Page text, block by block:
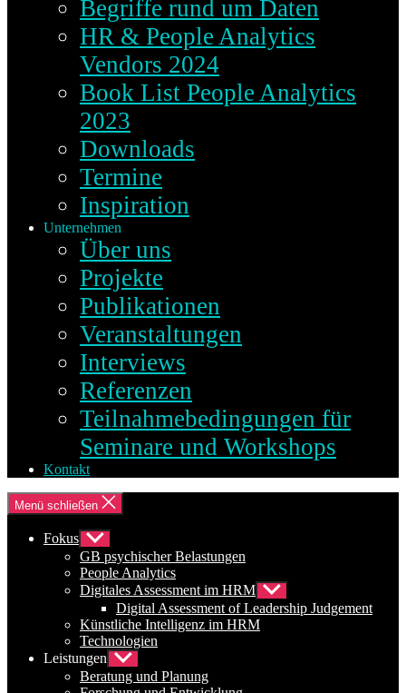
Begriffe rund um Daten
HR & People Analytics
Vendors 2024
Book List People Analytics
2023
Downloads
Termine
Inspiration
Unternehmen
Über uns
Projekte
Publikationen
Veranstaltungen
Interviews
Referenzen
Teilnahmebedingungen für
Seminare und Workshops
Kontakt
Menü schließen
Fokus Untermenü
anzeigen
GB psychischer Belastungen
People Analytics
Digitales Assessment im HRM Untermenü
anzeigen
Digital Assessment of Leadership Judgement
Künstliche Intelligenz im HRM
Technologien
Leistungen Untermenü
anzeigen
Beratung und Planung